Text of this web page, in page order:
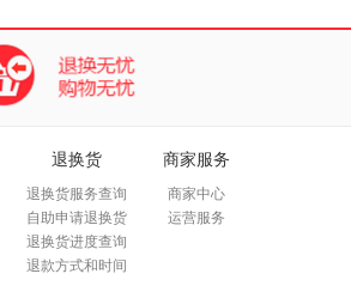
退换货
退换货服务查询
自助申请退换货
退换货进度查询
退款方式和时间
商家服务
商家中心
运营服务